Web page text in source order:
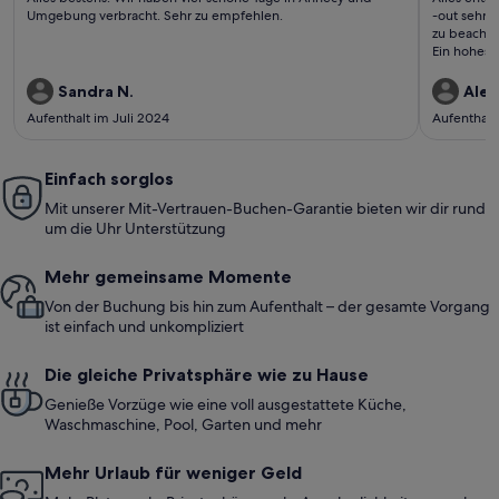
bewertungen)
Umgebung verbracht. Sehr zu empfehlen.
Sandra N.
Aufenthalt im Juli 2024
-out sehr
zu
Ein hohes
Einfach sorglos
Mit unserer Mit-Vertrauen-Buchen-Garantie bieten wir dir rund
um die Uhr Unterstützung
Mehr gemeinsame Momente
Von der Buchung bis hin zum Aufenthalt – der gesamte Vorgang
ist einfach und unkompliziert
Die gleiche Privatsphäre wie zu Hause
Genieße Vorzüge wie eine voll ausgestattete Küche,
Waschmaschine, Pool, Garten und mehr
Mehr Urlaub für weniger Geld